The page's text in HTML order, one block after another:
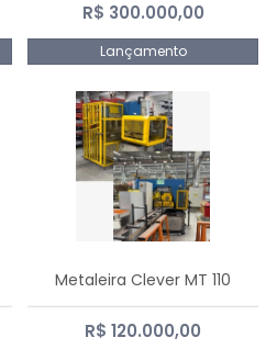
R$ 300.000,00
Lançamento
Metaleira Clever MT 110
R$ 120.000,00